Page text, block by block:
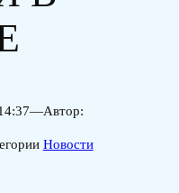
—Автор:
Новости